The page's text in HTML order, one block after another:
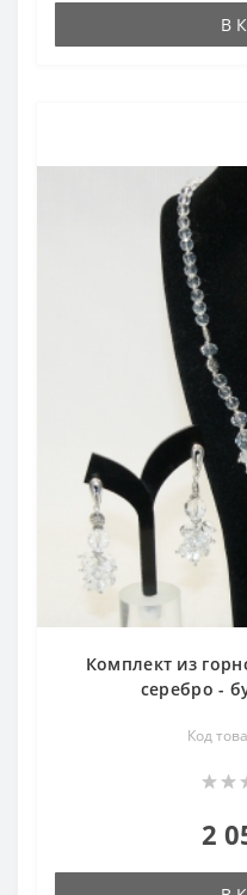
В
Комплект из
серебро -
Код
2